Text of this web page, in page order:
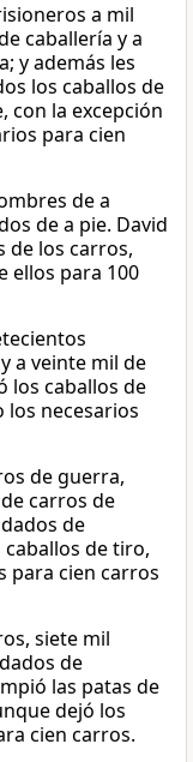
a mil
caballería y a
y además les
los caballos de
con la excepción
para cien
de a
de a pie. David
de los carros,
ellos para 100
a veinte mil de
los caballos de
los necesarios
de guerra,
carros de
de
de tiro,
para cien carros
siete mil
de
las patas de
dejó los
cien carros.